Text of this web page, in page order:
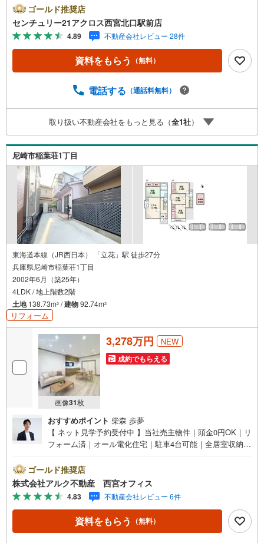
お客様にも余裕を持って応対できます。コチラの物件は、
新築の戸建て物件で設備も充実しています。素敵な一戸建
ては、暮らしをより豊かにしてくれるでしょう。尼崎市の
東海道本線立花付近に強い当社でなら、きっと素敵な一戸
建てが見つかります。
ゴールド推奨店
センチュリー21アクロス西宮北口駅前店
4.89 不動産会社レビュー 28件
資料をもらう （無料）
電話する （通話料無料）
取り扱い不動産会社をもっと見る（全1社）
尼崎市稲葉荘1丁目
東海道本線（JR西日本） 「立花」駅 徒歩27分
兵庫県尼崎市稲葉荘1丁目
2002年6月（築25年）
4LDK / 地上階数2階
土地138.73m2 /建物92.74m2
リフォーム
画像31枚
3,278万円 NEW
成約でもらえる
おすすめポイント 柴森 歩夢
【 ネット見学予約受付中 】当社売主物件｜頭金0円OK｜リ
フォーム済｜オール電化住宅｜駐車4台可能｜全居室収納・
ト】■当社売主物件！■最大4台駐車可能なゆとりある駐車
スペース！■オール電化住宅で火の元安心！■全居室に収納
を備えた使いやすい4LDK！■季節物の収納にも便利な屋根
裏収納付き！■大島小学校まで徒歩6分で通学も安心！■令
和4年11月外壁塗装実施済み！【リフォーム内容（2026年8
月完成）】＜水回り新規交換＞システムキッチン/ユニット
ゴールド推奨店
株式会社アルク不動産 西宮オフィス
4.83 不動産会社レビュー 6件
資料をもらう （無料）